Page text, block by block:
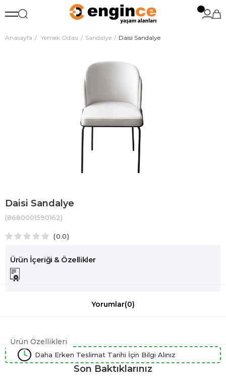
Anasayfa Yemek Odası Sandalye Daisi Sandalye
Daisi Sandalye
(8680001590162)
0.0
Yorumlar(0)
Ürün Özellikleri
Daha Erken Teslimat Tarihi İçin Bilgi Alınız
Son Baktıklarınız